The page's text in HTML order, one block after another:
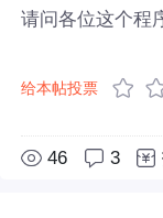
请问各位这个程
给本帖投票
46 3